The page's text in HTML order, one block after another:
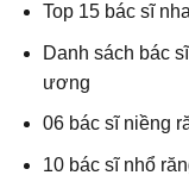
Top 15 bác sĩ
Danh sách bác
ương
06 bác sĩ niềng
10 bác sĩ nhổ